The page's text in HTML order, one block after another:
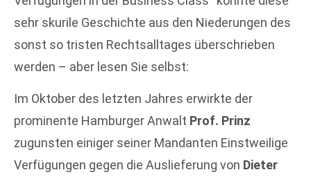
sehr skurile Geschichte aus den Niederungen des
sonst so tristen Rechtsalltages überschrieben
werden – aber lesen Sie selbst:
Im Oktober des letzten Jahres erwirkte der
prominente Hamburger Anwalt Prof. Prinz
zugunsten einiger seiner Mandanten Einstweilige
Verfügungen gegen die Auslieferung von Dieter